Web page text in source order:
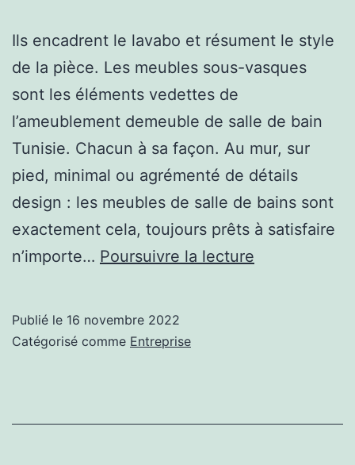
Ils encadrent le lavabo et résument le style
de la pièce. Les meubles sous-vasques
sont les éléments vedettes de
l’ameublement demeuble de salle de bain
Tunisie. Chacun à sa façon. Au mur, sur
pied, minimal ou agrémenté de détails
design : les meubles de salle de bains sont
exactement cela, toujours prêts à satisfaire
n’importe… Poursuivre la lecture
Publié le 16 novembre 2022
Catégorisé comme Entreprise